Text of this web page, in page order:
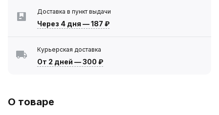
Доставка в пункт выдачи
Через 4 дня —187 ₽
Курьерская доставка
От 2 дней —300 ₽
О товаре